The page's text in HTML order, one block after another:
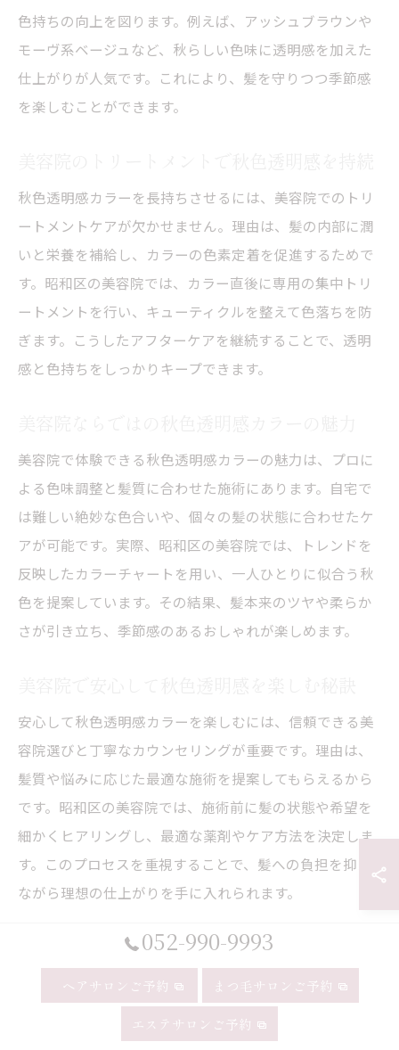
色持ちの向上を図ります。例えば、アッシュブラウンや
モーヴ系ベージュなど、秋らしい色味に透明感を加えた
仕上がりが人気です。これにより、髪を守りつつ季節感
を楽しむことができます。
秋色透明感カラーを長持ちさせるには、美容院でのトリ
ートメントケアが欠かせません。理由は、髪の内部に潤
いと栄養を補給し、カラーの色素定着を促進するためで
す。昭和区の美容院では、カラー直後に専用の集中トリ
ートメントを行い、キューティクルを整えて色落ちを防
ぎます。こうしたアフターケアを継続することで、透明
感と色持ちをしっかりキープできます。
美容院で体験できる秋色透明感カラーの魅力は、プロに
よる色味調整と髪質に合わせた施術にあります。自宅で
は難しい絶妙な色合いや、個々の髪の状態に合わせたケ
アが可能です。実際、昭和区の美容院では、トレンドを
反映したカラーチャートを用い、一人ひとりに似合う秋
色を提案しています。その結果、髪本来のツヤや柔らか
さが引き立ち、季節感のあるおしゃれが楽しめます。
安心して秋色透明感カラーを楽しむには、信頼できる美
容院選びと丁寧なカウンセリングが重要です。理由は、
髪質や悩みに応じた最適な施術を提案してもらえるから
です。昭和区の美容院では、施術前に髪の状態や希望を
細かくヒアリングし、最適な薬剤やケア方法を決定しま
す。このプロセスを重視することで、髪への負担を抑え
ながら理想の仕上がりを手に入れられます。
全体カラーで秋の髪色チェンジを満
052-990-9993
ヘアサロンご予約 まつ毛サロンご予約
エステサロンご予約